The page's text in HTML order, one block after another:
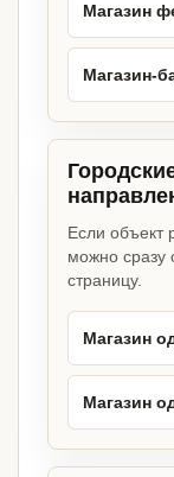
Магазин
Магазин-
Если объект
можно сразу
страницу.
Магазин
Магазин